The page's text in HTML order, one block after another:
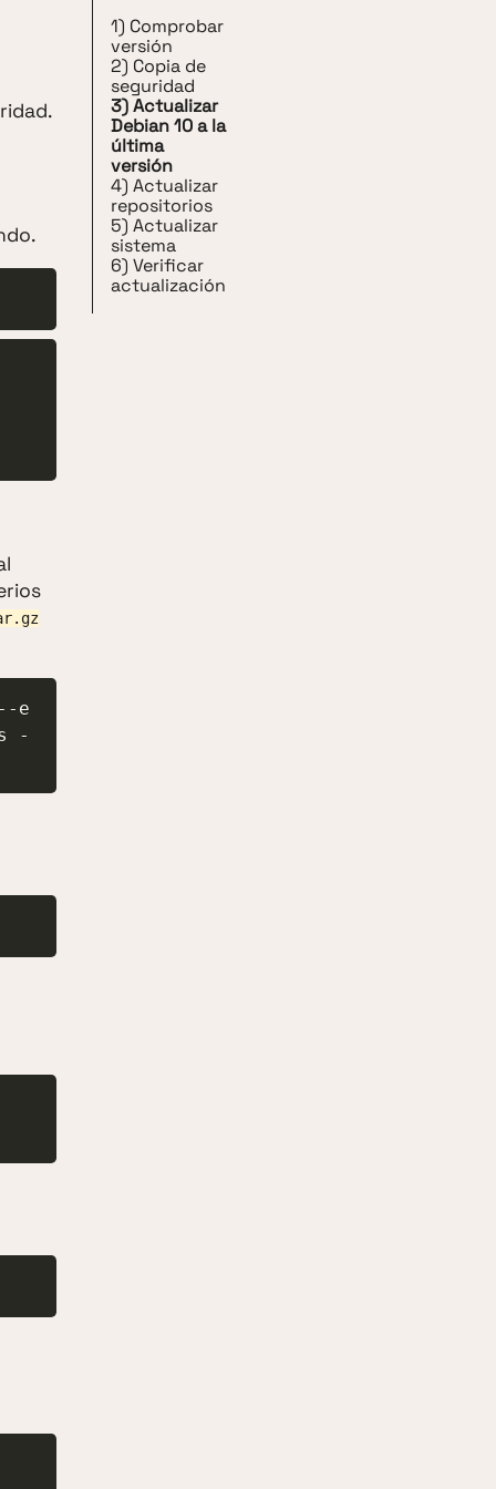
e
-
1) Comprobar
versión
2) Copia de
seguridad
3) Actualizar
Debian 10 a la
última
versión
4) Actualizar
repositorios
5) Actualizar
sistema
6) Verificar
actualización